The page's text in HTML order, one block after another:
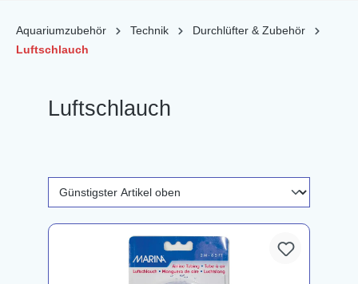
Aquariumzubehör Technik
Durchlüfter & Zubehör
Luftschlauch
Luftschlauch